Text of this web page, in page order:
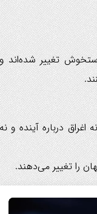
تغییر شده‌اند
درباره آینده و نه
را تغییر می‌دهند.